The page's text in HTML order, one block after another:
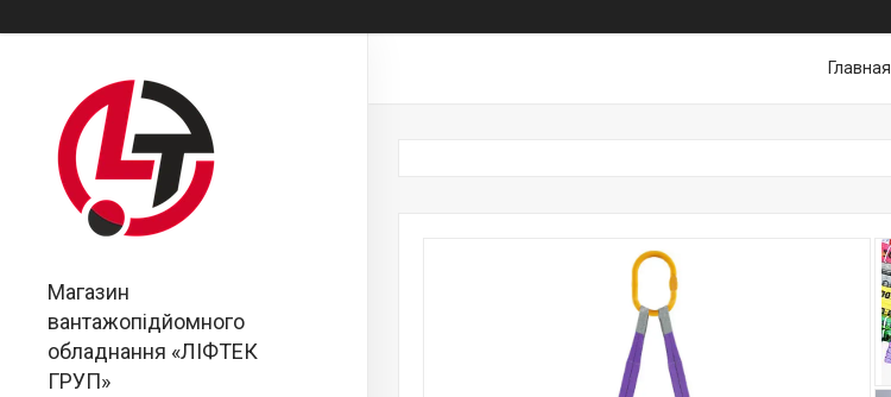
Магазин
вантажопідйомного
обладнання «ЛІФТЕК
ГРУП»
Главная